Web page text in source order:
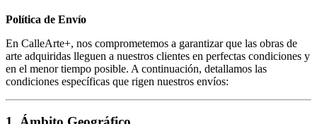
Política de Envío
En CalleArte+, nos comprometemos a garantizar que las obras de
arte adquiridas lleguen a nuestros clientes en perfectas condiciones y
en el menor tiempo posible. A continuación, detallamos las
condiciones específicas que rigen nuestros envíos: